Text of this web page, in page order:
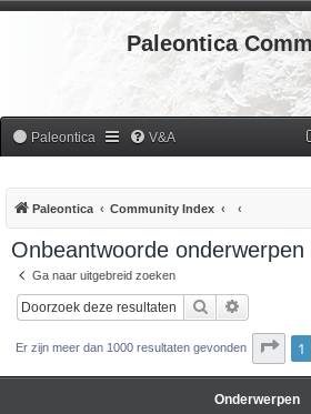
Paleontica
Paleontica V&A
Paleontica Community Index
Onbeantwoorde onderwerpen
Ga naar uitgebreid zoeken
Zoek
Er zijn meer dan 1000 resultaten gevonden 1
Onderwerpen